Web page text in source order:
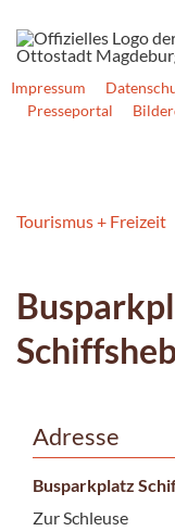
Impressum
Presseportal
Tourismus + Freizeit
Adresse
Busparkplatz
Zur Schleuse